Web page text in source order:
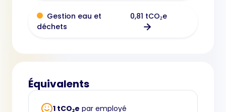
Gestion eau et
déchets
0,81 tCO₂e
Équivalents
1 tCO₂e par employé